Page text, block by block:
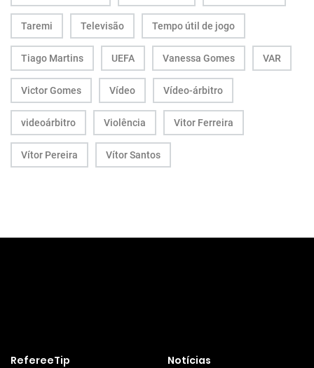
Taremi Televisão Tempo útil de jogo
Tiago Martins UEFA Vanessa Gomes VAR
Victor Gomes Vídeo Vídeo-árbitro
videoárbitro Violência Vitor Ferreira
Vítor Pereira Vítor Santos
RefereeTip Notícias